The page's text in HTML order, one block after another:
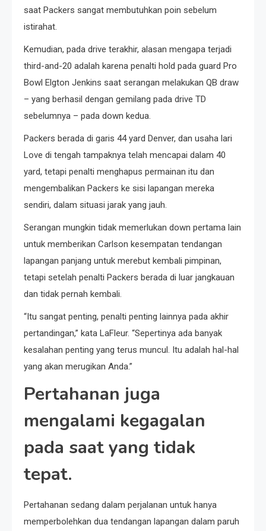
saat Packers sangat membutuhkan poin sebelum
istirahat.
Kemudian, pada drive terakhir, alasan mengapa terjadi
third-and-20 adalah karena penalti hold pada guard Pro
Bowl Elgton Jenkins saat serangan melakukan QB draw
– yang berhasil dengan gemilang pada drive TD
sebelumnya – pada down kedua.
Packers berada di garis 44 yard Denver, dan usaha lari
Love di tengah tampaknya telah mencapai dalam 40
yard, tetapi penalti menghapus permainan itu dan
mengembalikan Packers ke sisi lapangan mereka
sendiri, dalam situasi jarak yang jauh.
Serangan mungkin tidak memerlukan down pertama lain
untuk memberikan Carlson kesempatan tendangan
lapangan panjang untuk merebut kembali pimpinan,
tetapi setelah penalti Packers berada di luar jangkauan
dan tidak pernah kembali.
“Itu sangat penting, penalti penting lainnya pada akhir
pertandingan,” kata LaFleur. “Sepertinya ada banyak
kesalahan penting yang terus muncul. Itu adalah hal-hal
yang akan merugikan Anda.”
Pertahanan juga
mengalami kegagalan
pada saat yang tidak
tepat.
Pertahanan sedang dalam perjalanan untuk hanya
memperbolehkan dua tendangan lapangan dalam paruh